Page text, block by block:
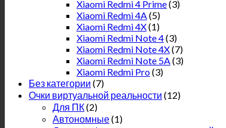
Xiaomi Redmi 4 Prime(3)
Xiaomi Redmi 4A(5)
Xiaomi Redmi 4X(1)
Xiaomi Redmi Note 4(3)
Xiaomi Redmi Note 4X(7)
Xiaomi Redmi Note 5A(3)
Xiaomi Redmi Pro(3)
Без категории (7)
Очки виртуальной реальности (12)
Для ПК(2)
Автономные(1)